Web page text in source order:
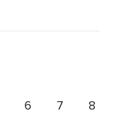
6 7 8